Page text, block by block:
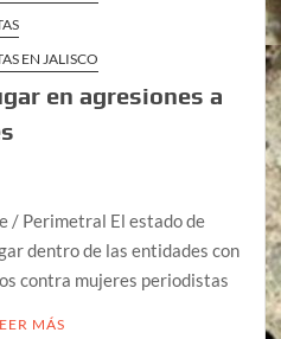
EN JALISCO
en agresiones a
/ Perimetral El estado de
dentro de las entidades con
contra mujeres periodistas
MÁS